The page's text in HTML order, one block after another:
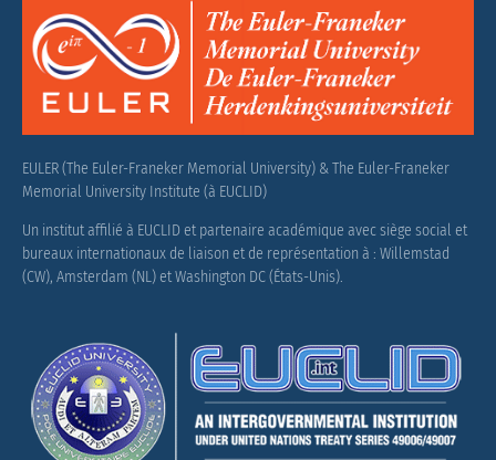
EULER (The Euler-Franeker Memorial University) & The Euler-Franeker
Memorial University Institute (à EUCLID)
Un institut affilié à EUCLID et partenaire académique avec siège social et
bureaux internationaux de liaison et de représentation à : Willemstad
(CW), Amsterdam (NL) et Washington DC (États-Unis).